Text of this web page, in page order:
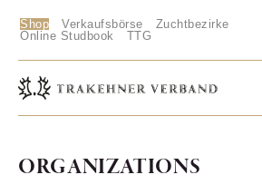
Shop Verkaufsbörse
Zuchtbezirke
Online Studbook
TTG
ORGANIZATIONS